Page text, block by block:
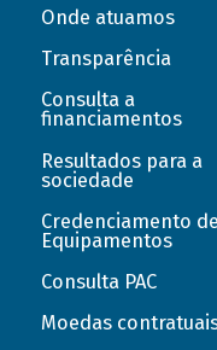
Onde atuamos
Transparência
Consulta a
financiamentos
Resultados para a
sociedade
Credenciamento de
Equipamentos
Consulta PAC
Moedas